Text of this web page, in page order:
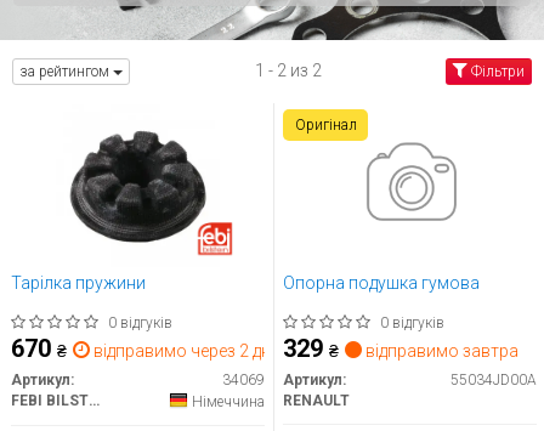
за рейтингом 1 - 2 из 2 Фільтри
Тарілка пружини
0 відгуків
670 ₴ відправимо через 2 дн.
Артикул:
34069
FEBI BILSTEIN
Німеччина
Опорна подушка гумова
0 відгуків
329 ₴ відправимо завтра
Артикул:
55034JD00A
RENAULT
Оригінал